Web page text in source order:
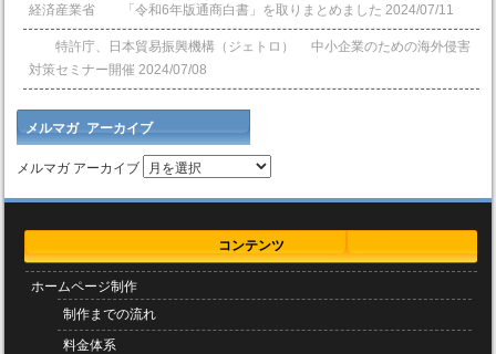
経済産業省 「令和6年版通商白書」を取りまとめました 2024/07/11
特許庁、日本貿易振興機構（ジェトロ） 中小企業のための海外侵害
対策セミナー開催 2024/07/08
メルマガ アーカイブ
メルマガ アーカイブ
コンテンツ
ホームページ制作
制作までの流れ
料金体系